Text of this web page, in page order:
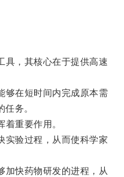
，其核心在于提供高速
在短时间内完成原本需
务。
重要作用。
验过程，从而使科学家
快药物研发的进程，从